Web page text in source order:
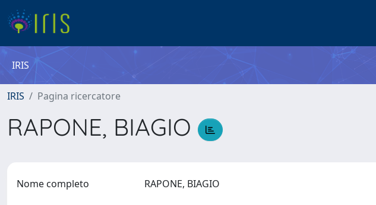
IRIS
IRIS Pagina ricercatore
RAPONE, BIAGIO
Nome completo RAPONE, BIAGIO